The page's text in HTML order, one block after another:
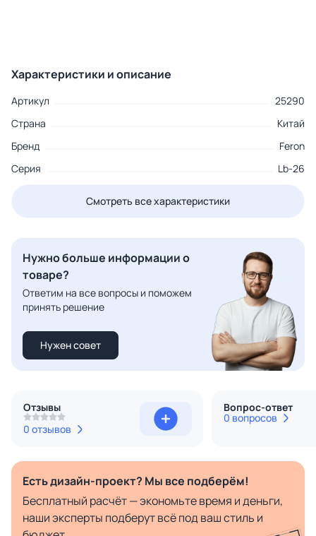
Характеристики и описание
Артикул
25290
Страна
Китай
Бренд
Feron
Серия
Lb-26
Смотреть все характеристики
Нужно больше информации о
товаре?
Ответим на все вопросы и поможем
принять решение
Нужен совет
Отзывы
0 отзывов
Вопрос-ответ
0 вопросов
Есть дизайн-проект? Мы все подберём!
Бесплатный расчёт — экономьте время и деньги,
наши эксперты подберут всё под ваш стиль и